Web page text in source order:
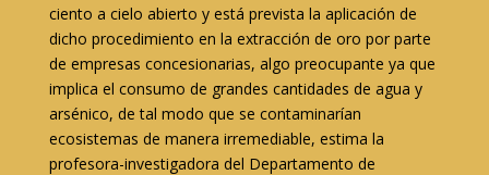
ciento a cielo abierto y está prevista la aplicación de
dicho procedimiento en la extracción de oro por parte
de empresas concesionarias, algo preocupante ya que
implica el consumo de grandes cantidades de agua y
arsénico, de tal modo que se contaminarían
ecosistemas de manera irremediable, estima la
profesora-investigadora del Departamento de